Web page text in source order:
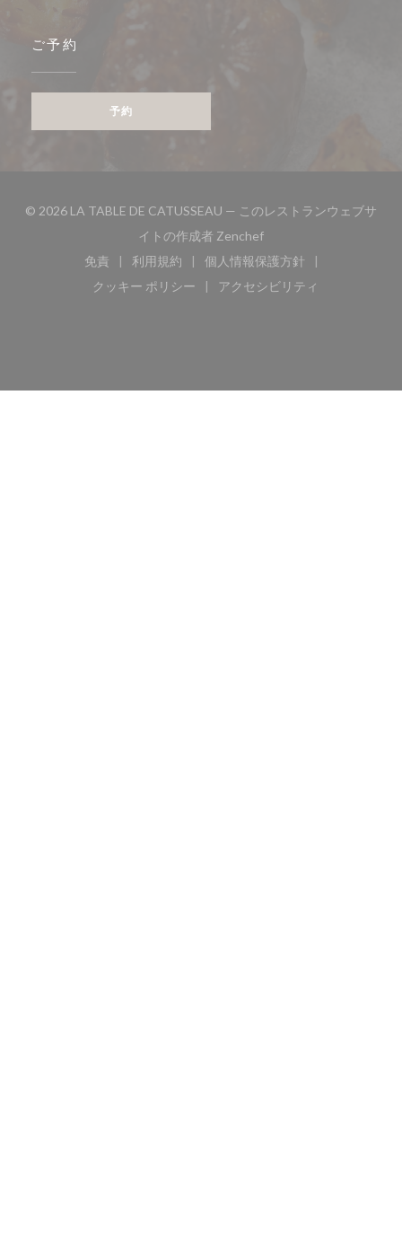
ご予約
予約
© 2026 LA TABLE DE CATUSSEAU — このレストランウェブサ
イトの作成者 Zenchef((新しいウィンドウで開
免責
((新しいウィンドウで開きます))
利用規約
((新しいウィンドウで開きます))
個人情報保護方針
((新しいウィンドウで開
クッキー ポリシー
((新しいウィンドウで開きます))
アクセシビリティ
((新しいウィンドウで